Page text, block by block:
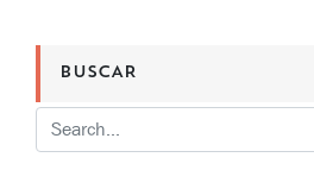
BUSCAR